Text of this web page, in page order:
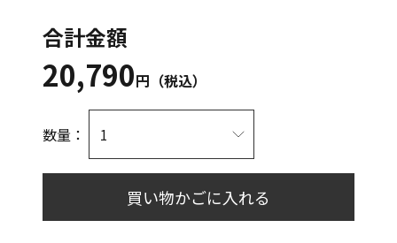
合計金額
20,790円（税込）
数量：
買い物かごに入れる